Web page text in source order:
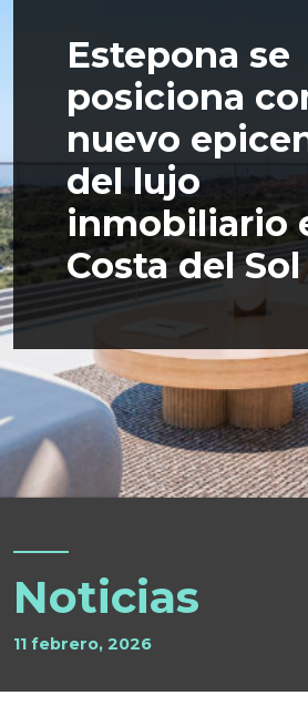
Estepona se
posiciona
nuevo
del lujo
inmobiliario
Costa del Sol
Noticias
11 febrero, 2026